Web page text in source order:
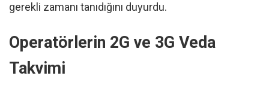
gerekli zamanı tanıdığını duyurdu.
Operatörlerin 2G ve 3G Veda
Takvimi